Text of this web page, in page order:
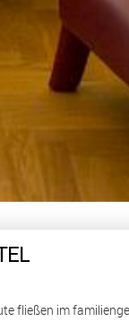
fließen im